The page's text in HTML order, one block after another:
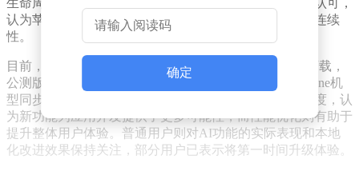
认为苹果在追求技术创新的同时，仍兼顾了用户体验的连续
性。
目前，iOS 27开发者预览版Beta 1已面向全球用户开放下载，
公测版计划于7月推出，正式版本预计将在秋季随新iPhone机
型同步发布。对于此次更新，开发者社区普遍持积极态度，认
为新功能为应用开发提供了更多可能性，而性能优化则有助于
提升整体用户体验。普通用户则对AI功能的实际表现和本地
化改进效果保持关注，部分用户已表示将第一时间升级体验。
确定